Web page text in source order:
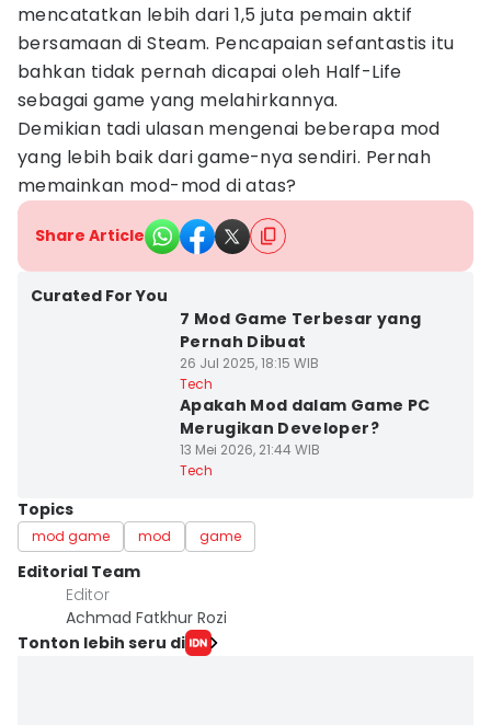
mencatatkan lebih dari 1,5 juta pemain aktif
bersamaan di Steam. Pencapaian sefantastis itu
bahkan tidak pernah dicapai oleh Half-Life
sebagai game yang melahirkannya.
Demikian tadi ulasan mengenai beberapa mod
yang lebih baik dari game-nya sendiri. Pernah
memainkan mod-mod di atas?
Share Article
Curated For You
7 Mod Game Terbesar yang
Pernah Dibuat
26 Jul 2025, 18:15 WIB
Tech
Apakah Mod dalam Game PC
Merugikan Developer?
13 Mei 2026, 21:44 WIB
Tech
Topics
mod game mod game
Editorial Team
Editor
Achmad Fatkhur Rozi
Tonton lebih seru di